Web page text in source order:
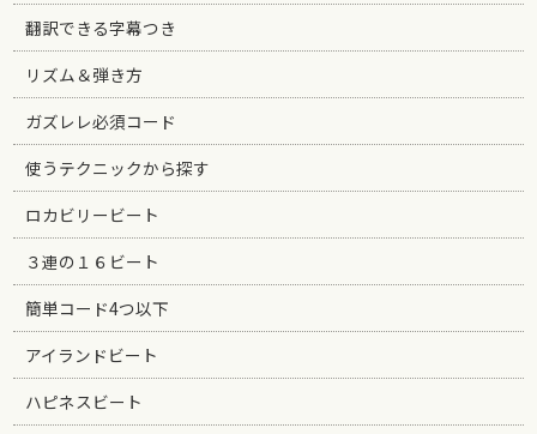
翻訳できる字幕つき
リズム＆弾き方
ガズレレ必須コード
使うテクニックから探す
ロカビリービート
３連の１６ビート
簡単コード4つ以下
アイランドビート
ハピネスビート